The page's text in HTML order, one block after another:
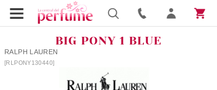
BIG PONY 1 BLUE
RALPH LAUREN
[RLPONY130440]